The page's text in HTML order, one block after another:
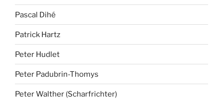
Pascal Dihé
Patrick Hartz
Peter Hudlet
Peter Padubrin-Thomys
Peter Walther (Scharfrichter)